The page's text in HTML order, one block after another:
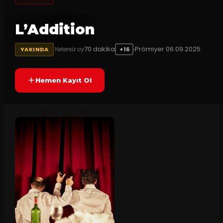
L’Addition
YAKINDA Yetersiz oy70 dakika +16 Prömiyer 06.09.2025
Hemen Kayıt Ol